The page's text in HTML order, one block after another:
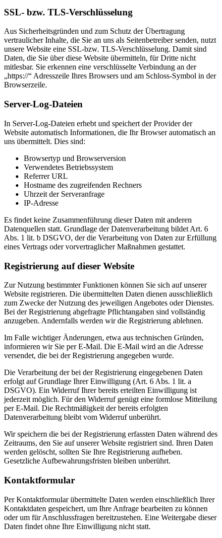
SSL- bzw. TLS-Verschlüsselung
Aus Sicherheitsgründen und zum Schutz der Übertragung
vertraulicher Inhalte, die Sie an uns als Seitenbetreiber senden, nutzt
unsere Website eine SSL-bzw. TLS-Verschlüsselung. Damit sind
Daten, die Sie über diese Website übermitteln, für Dritte nicht
mitlesbar. Sie erkennen eine verschlüsselte Verbindung an der
„https://“ Adresszeile Ihres Browsers und am Schloss-Symbol in der
Browserzeile.
Server-Log-Dateien
In Server-Log-Dateien erhebt und speichert der Provider der
Website automatisch Informationen, die Ihr Browser automatisch an
uns übermittelt. Dies sind:
Browsertyp und Browserversion
Verwendetes Betriebssystem
Referrer URL
Hostname des zugreifenden Rechners
Uhrzeit der Serveranfrage
IP-Adresse
Es findet keine Zusammenführung dieser Daten mit anderen
Datenquellen statt. Grundlage der Datenverarbeitung bildet Art. 6
Abs. 1 lit. b DSGVO, der die Verarbeitung von Daten zur Erfüllung
eines Vertrags oder vorvertraglicher Maßnahmen gestattet.
Registrierung auf dieser Website
Zur Nutzung bestimmter Funktionen können Sie sich auf unserer
Website registrieren. Die übermittelten Daten dienen ausschließlich
zum Zwecke der Nutzung des jeweiligen Angebotes oder Dienstes.
Bei der Registrierung abgefragte Pflichtangaben sind vollständig
anzugeben. Andernfalls werden wir die Registrierung ablehnen.
Im Falle wichtiger Änderungen, etwa aus technischen Gründen,
informieren wir Sie per E-Mail. Die E-Mail wird an die Adresse
versendet, die bei der Registrierung angegeben wurde.
Die Verarbeitung der bei der Registrierung eingegebenen Daten
erfolgt auf Grundlage Ihrer Einwilligung (Art. 6 Abs. 1 lit. a
DSGVO). Ein Widerruf Ihrer bereits erteilten Einwilligung ist
jederzeit möglich. Für den Widerruf genügt eine formlose Mitteilung
per E-Mail. Die Rechtmäßigkeit der bereits erfolgten
Datenverarbeitung bleibt vom Widerruf unberührt.
Wir speichern die bei der Registrierung erfassten Daten während des
Zeitraums, den Sie auf unserer Website registriert sind. Ihren Daten
werden gelöscht, sollten Sie Ihre Registrierung aufheben.
Gesetzliche Aufbewahrungsfristen bleiben unberührt.
Kontaktformular
Per Kontaktformular übermittelte Daten werden einschließlich Ihrer
Kontaktdaten gespeichert, um Ihre Anfrage bearbeiten zu können
oder um für Anschlussfragen bereitzustehen. Eine Weitergabe dieser
Daten findet ohne Ihre Einwilligung nicht statt.